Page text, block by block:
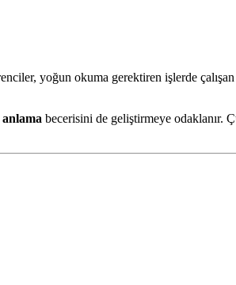
yoğun okuma gerektiren işlerde
becerisini de geliştirmeye odaklanır.